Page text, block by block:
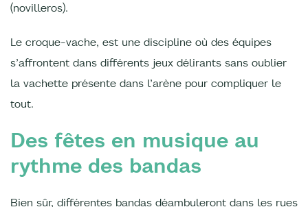
(novilleros).
Le croque-vache, est une discipline où des équipes
s’affrontent dans différents jeux délirants sans oublier
la vachette présente dans l’arène pour compliquer le
tout.
Des fêtes en musique au
rythme des bandas
Bien sûr, différentes bandas déambuleront dans les rues